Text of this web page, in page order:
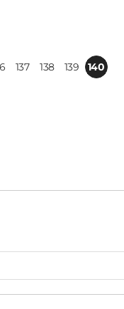
137 138 139 140